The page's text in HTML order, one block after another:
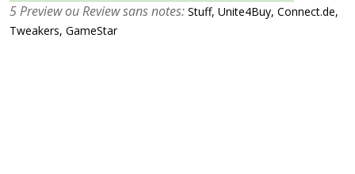
5 Preview ou Review sans notes: Stuff, Unite4Buy, Connect.de,
Tweakers, GameStar